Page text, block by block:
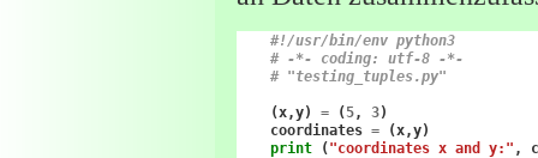
#!/usr/bin/env python3
# -*- coding: utf-8 -*-
# "testing_tuples.py"
(x,y) = ( 5, 3)
coordinates = (x,y)
print
( "coordinates x and y:" ,